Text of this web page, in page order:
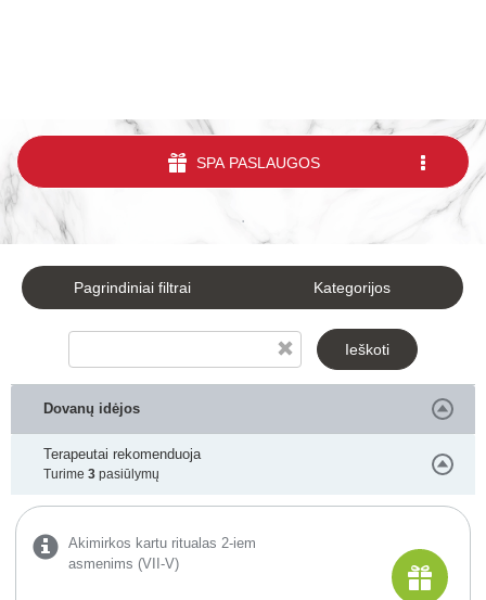
SPA PASLAUGOS
.
Pagrindiniai filtrai Kategorijos
Ieškoti
Dovanų idėjos
Terapeutai rekomenduoja
Turime 3pasiūlymų
Akimirkos kartu ritualas 2-iem
asmenims (VII-V)